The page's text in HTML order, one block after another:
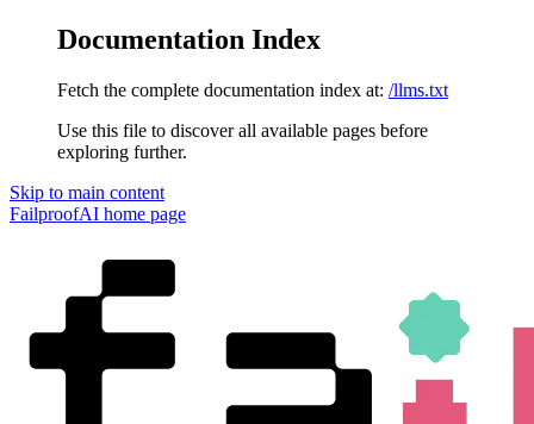
Documentation Index
Fetch the complete documentation index at: /llms.txt
Use this file to discover all available pages before
exploring further.
Skip to main content
FailproofAI home page